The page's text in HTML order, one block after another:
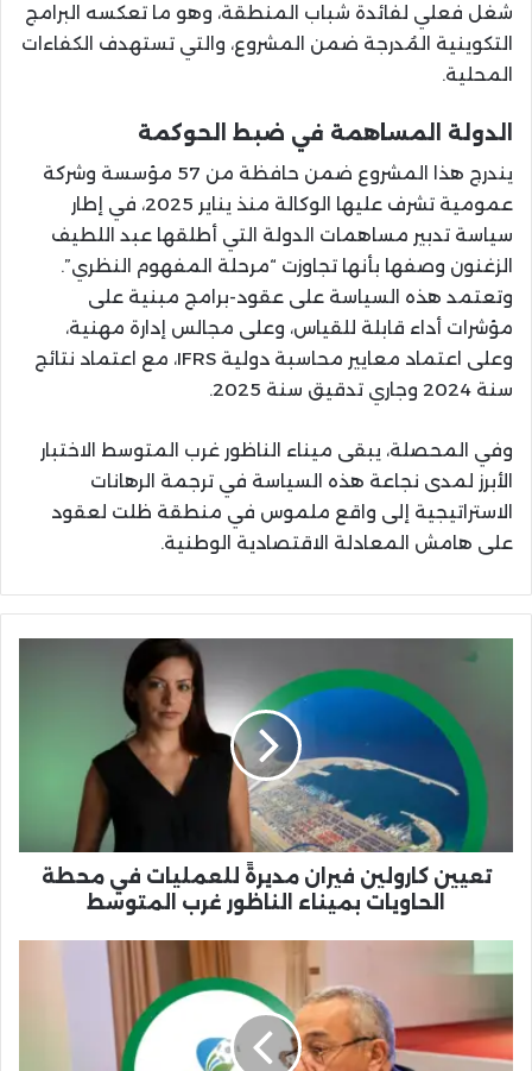
شغل فعلي لفائدة شباب المنطقة، وهو ما تعكسه البرامج
التكوينية المُدرجة ضمن المشروع، والتي تستهدف الكفاءات
المحلية.
الدولة المساهمة في ضبط الحوكمة
يندرج هذا المشروع ضمن حافظة من 57 مؤسسة وشركة
عمومية تشرف عليها الوكالة منذ يناير 2025، في إطار
سياسة تدبير مساهمات الدولة التي أطلقها عبد اللطيف
الزغنون وصفها بأنها تجاوزت “مرحلة المفهوم النظري”.
وتعتمد هذه السياسة على عقود-برامج مبنية على
مؤشرات أداء قابلة للقياس، وعلى مجالس إدارة مهنية،
وعلى اعتماد معايير محاسبة دولية IFRS، مع اعتماد نتائج
سنة 2024 وجاري تدقيق سنة 2025.
وفي المحصلة، يبقى ميناء الناظور غرب المتوسط الاختبار
الأبرز لمدى نجاعة هذه السياسة في ترجمة الرهانات
الاستراتيجية إلى واقع ملموس في منطقة ظلت لعقود
على هامش المعادلة الاقتصادية الوطنية.
للعمليات
الحاويات
بميناء
الناظور
تعيين كارولين فيران مديرةً للعمليات في محطة
الحاويات بميناء الناظور غرب المتوسط
جبور
قسم
الجماعات